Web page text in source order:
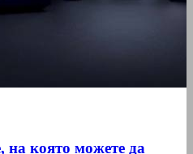
на която можете да